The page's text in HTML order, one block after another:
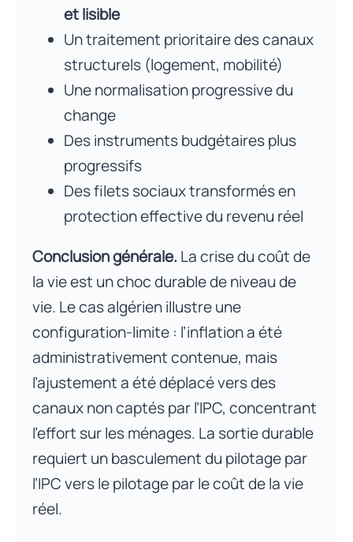
et lisible
Un traitement prioritaire des canaux
structurels (logement, mobilité)
Une normalisation progressive du
change
Des instruments budgétaires plus
progressifs
Des filets sociaux transformés en
protection effective du revenu réel
Conclusion générale. La crise du coût de
la vie est un choc durable de niveau de
vie. Le cas algérien illustre une
configuration-limite : l’inflation a été
administrativement contenue, mais
l’ajustement a été déplacé vers des
canaux non captés par l’IPC, concentrant
l’effort sur les ménages. La sortie durable
requiert un basculement du pilotage par
l’IPC vers le pilotage par le coût de la vie
réel.